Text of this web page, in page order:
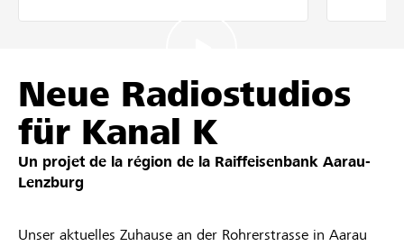
Se connecter
S'inscrire
Neue Radiostudios
für Kanal K
Un projet de la région de la Raiffeisenbank Aarau-
Lenzburg
Unser aktuelles Zuhause an der Rohrerstrasse in Aarau